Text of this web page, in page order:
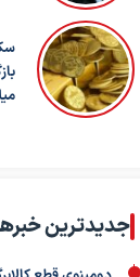
جدیدترین